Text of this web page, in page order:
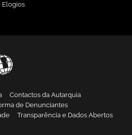
Elogios
Contactos da Autarquia
de Denunciantes
Transparência e Dados Abertos